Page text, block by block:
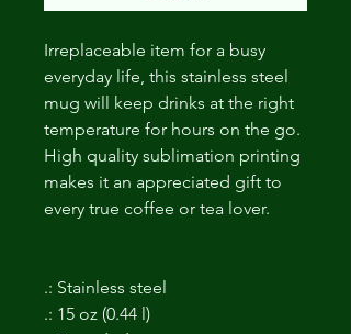
Irreplaceable item for a busy
everyday life, this stainless steel
mug will keep drinks at the right
temperature for hours on the go.
High quality sublimation printing
makes it an appreciated gift to
every true coffee or tea lover.
.: Stainless steel
.: 15 oz (0.44 l)